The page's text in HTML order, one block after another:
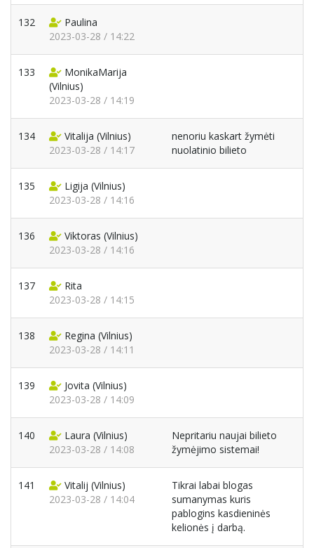
132
Paulina
2023-03-28 / 14:22
133
MonikaMarija
(Vilnius)
2023-03-28 / 14:19
134 Vitalija (Vilnius)
2023-03-28 / 14:17
nenoriu kaskart žymėti
nuolatinio bilieto
135 Ligija (Vilnius)
2023-03-28 / 14:16
136 Viktoras (Vilnius)
2023-03-28 / 14:16
137
Rita
2023-03-28 / 14:15
138 Regina (Vilnius)
2023-03-28 / 14:11
139 Jovita (Vilnius)
2023-03-28 / 14:09
140 Laura (Vilnius)
2023-03-28 / 14:08
Nepritariu naujai bilieto
žymėjimo sistemai!
141 Vitalij (Vilnius)
2023-03-28 / 14:04
Tikrai labai blogas
sumanymas kuris
pablogins kasdieninės
kelionės į darbą.